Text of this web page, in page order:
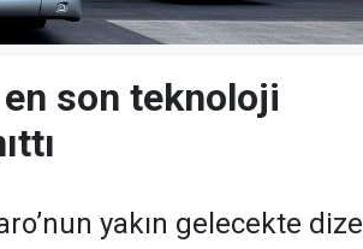
son teknoloji
yakın gelecekte dizel